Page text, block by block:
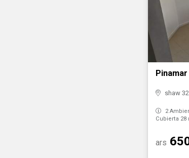
Pinamar
shaw
2
Cubierta 28
ars